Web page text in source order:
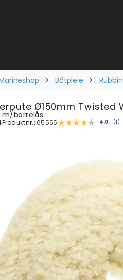
> Båtpleie >
Ø150mm Twisted
m/borrelås
Produktnr.: 65555 4.0 (1)